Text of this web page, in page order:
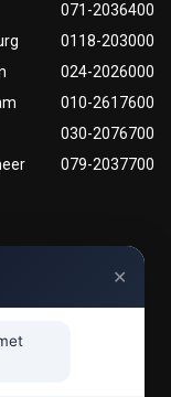
071-2036400
0118-203000
024-2026000
010-2617600
030-2076700
079-2037700
links
✕